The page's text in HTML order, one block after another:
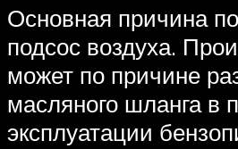
Основная причина
подсос воздуха.
может по причине
масляного шланга в
эксплуатации